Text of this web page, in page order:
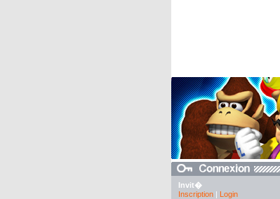
Invit�
Inscription| Login